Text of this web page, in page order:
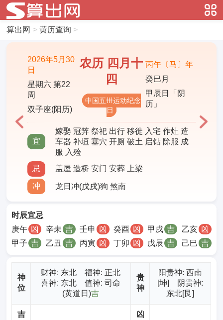
算出网 > 黄历查询 >
2026年5月30
日
星期六 第22
周
双子座(阳历)
农历 四月十
四
中国五卅运动纪念
日
丙午〔马〕年
癸巳月
甲辰日「阴
历」
宜
嫁娶 冠笄 祭祀 出行 移徙 入宅 作灶 造
车器 补垣 塞穴 开厕 破土 启钻 除服 成
服 入殓
忌
盖屋 造桥 安门 安葬 上梁
冲 龙日冲(戊戌)狗 煞南
时辰宜忌
甲子 吉 乙丑 吉 丙寅 凶 丁卯 凶 戊辰 吉 己巳 吉
庚午 凶 辛未 吉 壬申 凶 癸酉 凶 甲戌 吉 乙亥 凶
神
位
财神: 东北 福神: 正北
喜神: 东北 值神: 司命
(黄道日)吉
贵
神
阳贵神: 西南
[坤] 阴贵神:
东北[艮]
吉
凶